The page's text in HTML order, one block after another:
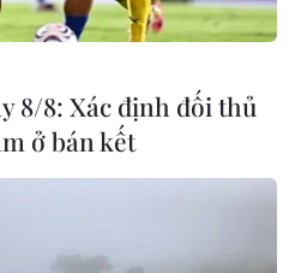
8/8: Xác định đối thủ
ở bán kết